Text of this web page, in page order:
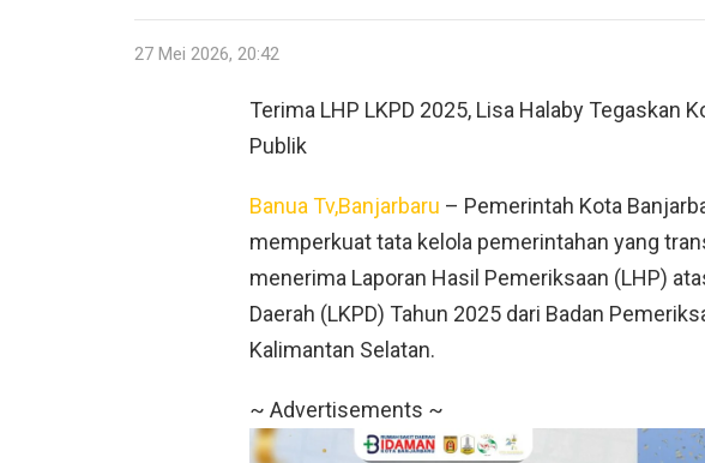
27 Mei 2026, 20:42
Terima LHP LKPD 2025, Lisa Halaby Tegaskan
Publik
Banua Tv,Banjarbaru – Pemerintah Kota
memperkuat tata kelola pemerintahan yang
menerima Laporan Hasil Pemeriksaan (LHP)
Daerah (LKPD) Tahun 2025 dari Badan
Kalimantan Selatan.
~ Advertisements ~